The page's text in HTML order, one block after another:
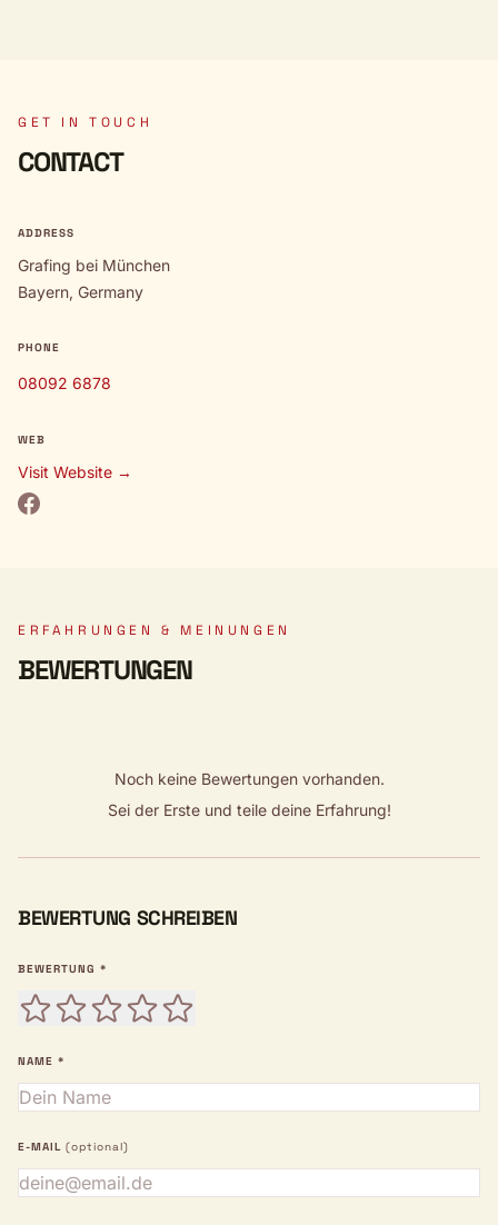
GET IN TOUCH
CONTACT
ADDRESS
Grafing bei München
Bayern, Germany
PHONE
08092 6878
WEB
Visit Website →
ERFAHRUNGEN & MEINUNGEN
BEWERTUNGEN
Noch keine Bewertungen vorhanden.
Sei der Erste und teile deine Erfahrung!
BEWERTUNG SCHREIBEN
BEWERTUNG *
NAME *
E-MAIL (optional)